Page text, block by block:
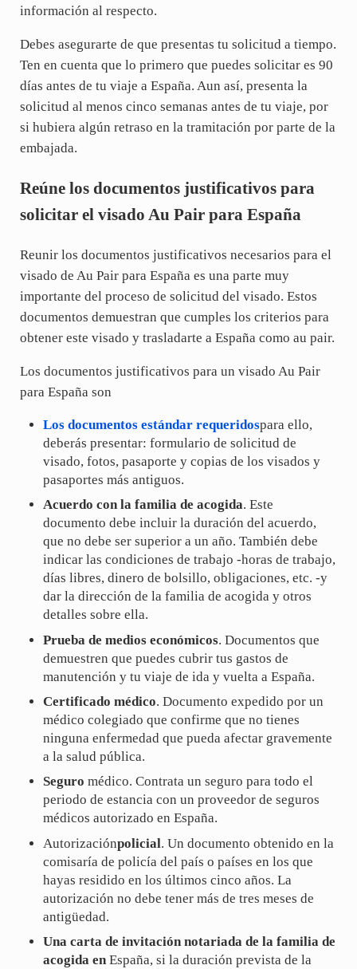
información al respecto.
Debes asegurarte de que presentas tu solicitud a tiempo.
Ten en cuenta que lo primero que puedes solicitar es 90
días antes de tu viaje a España. Aun así, presenta la
solicitud al menos cinco semanas antes de tu viaje, por
si hubiera algún retraso en la tramitación por parte de la
embajada.
Reúne los documentos justificativos para
solicitar el visado Au Pair para España
Reunir los documentos justificativos necesarios para el
visado de Au Pair para España es una parte muy
importante del proceso de solicitud del visado. Estos
documentos demuestran que cumples los criterios para
obtener este visado y trasladarte a España como au pair.
Los documentos justificativos para un visado Au Pair
para España son
Los documentos estándar requeridospara ello,
deberás presentar: formulario de solicitud de
visado, fotos, pasaporte y copias de los visados y
pasaportes más antiguos.
Acuerdo con la familia de acogida. Este
documento debe incluir la duración del acuerdo,
que no debe ser superior a un año. También debe
indicar las condiciones de trabajo -horas de trabajo,
días libres, dinero de bolsillo, obligaciones, etc. -y
dar la dirección de la familia de acogida y otros
detalles sobre ella.
Prueba de medios económicos. Documentos que
demuestren que puedes cubrir tus gastos de
manutención y tu viaje de ida y vuelta a España.
Certificado médico. Documento expedido por un
médico colegiado que confirme que no tienes
ninguna enfermedad que pueda afectar gravemente
a la salud pública.
Seguro médico. Contrata un seguro para todo el
periodo de estancia con un proveedor de seguros
médicos autorizado en España.
Autorizaciónpolicial. Un documento obtenido en la
comisaría de policía del país o países en los que
hayas residido en los últimos cinco años. La
autorización no debe tener más de tres meses de
antigüedad.
Una carta de invitación notariada de la familia de
acogida enEspaña, si la duración prevista de la